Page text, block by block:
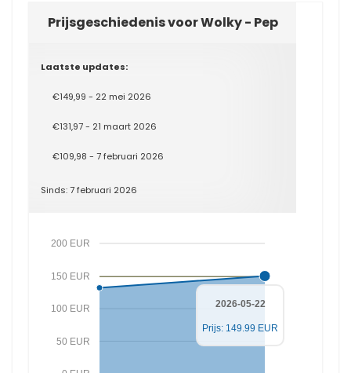
Prijsgeschiedenis voor Wolky - Pep
Laatste updates:
€149,99 - 22 mei 2026
€131,97 - 21 maart 2026
€109,98 - 7 februari 2026
Sinds: 7 februari 2026
50 EUR
100 EUR
150 EUR
200 EUR
2026-05-22
Prijs: 149.99 EUR